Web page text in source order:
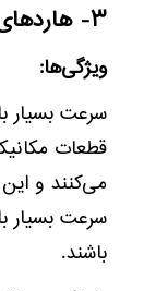
۳- هاردهای SSD (Solid State Drive)
ویژگی‌ها:
قطعات
می‌کنند و
باشند.